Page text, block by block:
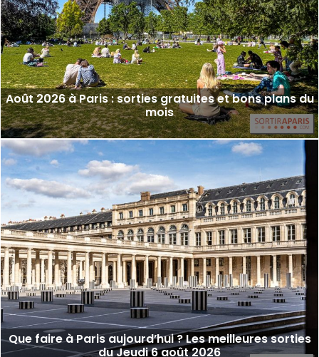
Août 2026 à Paris : sorties gratuites et bons plans du
mois
Que faire à Paris aujourd’hui ? Les meilleures sorties
du Jeudi 6 août 2026